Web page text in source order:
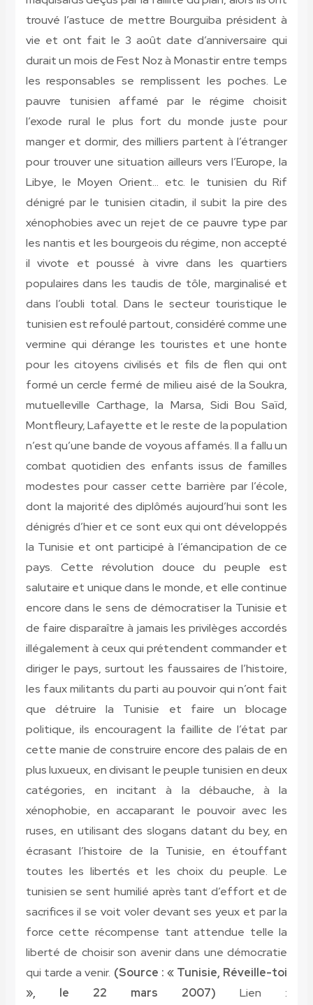
trouvé l’astuce de mettre Bourguiba président à
vie et ont fait le 3 août date d’anniversaire qui
durait un mois de Fest Noz à Monastir entre temps
les responsables se remplissent les poches. Le
pauvre tunisien affamé par le régime choisit
l’exode rural le plus fort du monde juste pour
manger et dormir, des milliers partent à l’étranger
pour trouver une situation ailleurs vers l’Europe, la
Libye, le Moyen Orient… etc. le tunisien du Rif
dénigré par le tunisien citadin, il subit la pire des
xénophobies avec un rejet de ce pauvre type par
les nantis et les bourgeois du régime, non accepté
il vivote et poussé à vivre dans les quartiers
populaires dans les taudis de tôle, marginalisé et
dans l’oubli total. Dans le secteur touristique le
tunisien est refoulé partout, considéré comme une
vermine qui dérange les touristes et une honte
pour les citoyens civilisés et fils de flen qui ont
formé un cercle fermé de milieu aisé de la Soukra,
mutuelleville Carthage, la Marsa, Sidi Bou Saïd,
Montfleury, Lafayette et le reste de la population
n’est qu’une bande de voyous affamés. Il a fallu un
combat quotidien des enfants issus de familles
modestes pour casser cette barrière par l’école,
dont la majorité des diplômés aujourd’hui sont les
dénigrés d’hier et ce sont eux qui ont développés
la Tunisie et ont participé à l’émancipation de ce
pays. Cette révolution douce du peuple est
salutaire et unique dans le monde, et elle continue
encore dans le sens de démocratiser la Tunisie et
de faire disparaître à jamais les privilèges accordés
illégalement à ceux qui prétendent commander et
diriger le pays, surtout les faussaires de l’histoire,
les faux militants du parti au pouvoir qui n’ont fait
que détruire la Tunisie et faire un blocage
politique, ils encouragent la faillite de l’état par
cette manie de construire encore des palais de en
plus luxueux, en divisant le peuple tunisien en deux
catégories, en incitant à la débauche, à la
xénophobie, en accaparant le pouvoir avec les
ruses, en utilisant des slogans datant du bey, en
écrasant l’histoire de la Tunisie, en étouffant
toutes les libertés et les choix du peuple. Le
tunisien se sent humilié après tant d’effort et de
sacrifices il se voit voler devant ses yeux et par la
force cette récompense tant attendue telle la
liberté de choisir son avenir dans une démocratie
qui tarde a venir. (Source : « Tunisie, Réveille-toi
», le 22 mars 2007)
Lien :